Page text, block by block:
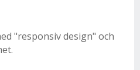
"responsiv design" och